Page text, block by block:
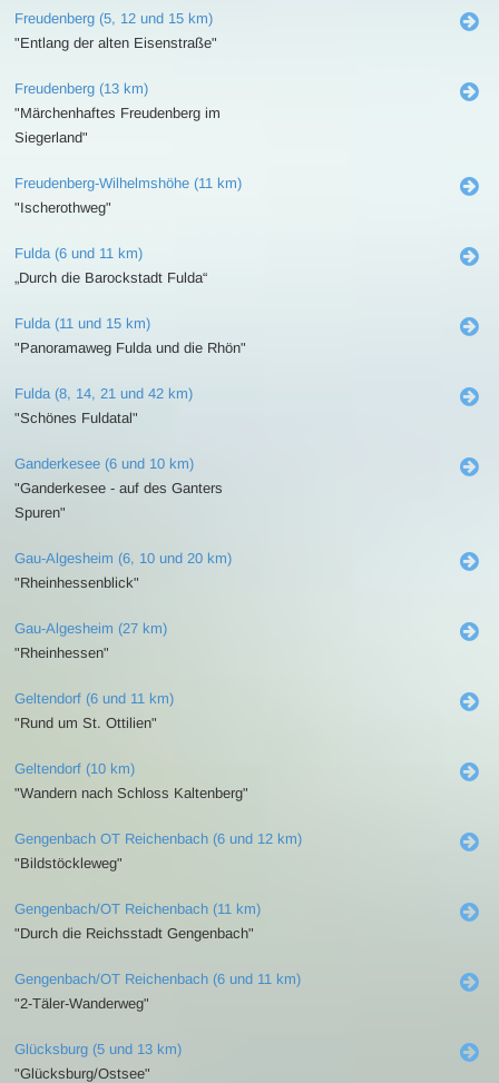
Freudenberg (5, 12 und 15 km)
"Entlang der alten Eisenstraße"
Freudenberg (13 km)
"Märchenhaftes Freudenberg im
Siegerland"
Freudenberg-Wilhelmshöhe (11 km)
"Ischerothweg"
Fulda (6 und 11 km)
„Durch die Barockstadt Fulda“
Fulda (11 und 15 km)
"Panoramaweg Fulda und die Rhön"
Fulda (8, 14, 21 und 42 km)
"Schönes Fuldatal"
Ganderkesee (6 und 10 km)
"Ganderkesee - auf des Ganters
Spuren"
Gau-Algesheim (6, 10 und 20 km)
"Rheinhessenblick"
Gau-Algesheim (27 km)
"Rheinhessen"
Geltendorf (6 und 11 km)
"Rund um St. Ottilien"
Geltendorf (10 km)
"Wandern nach Schloss Kaltenberg"
Gengenbach OT Reichenbach (6 und 12 km)
"Bildstöckleweg"
Gengenbach/OT Reichenbach (11 km)
"Durch die Reichsstadt Gengenbach"
Gengenbach/OT Reichenbach (6 und 11 km)
"2-Täler-Wanderweg"
Glücksburg (5 und 13 km)
"Glücksburg/Ostsee"